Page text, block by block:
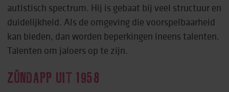
autistisch spectrum. Hij is gebaat bij veel structuur en
duidelijkheid. Als de omgeving die voorspelbaarheid
kan bieden, dan worden beperkingen ineens talenten.
Talenten om jaloers op te zijn.
ZÜNDAPP UIT 1958